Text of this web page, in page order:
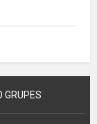
GRUPES